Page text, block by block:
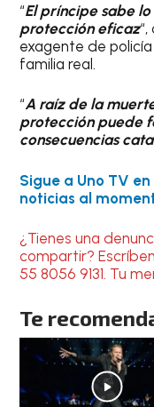
“El príncipe sabe
protección eficaz
exagente de
familia real.
“A raíz de la
protección puede
consecuencias
Sigue a Uno TV
noticias al
¿Tienes una
compartir?
55 8056 9131. Tu
Te